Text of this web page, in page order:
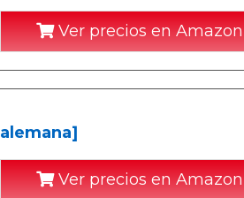
Ver precios en Amazon
Ver precios en Amazon